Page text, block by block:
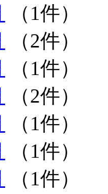
（1件）
（2件）
（1件）
（2件）
（1件）
（1件）
（1件）